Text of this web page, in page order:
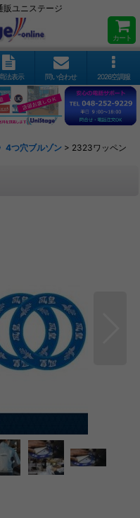
販ユニステージ
カート
法表示 問い合わせ 2026空調服
4つ穴ブルゾン > 2323ワッペン